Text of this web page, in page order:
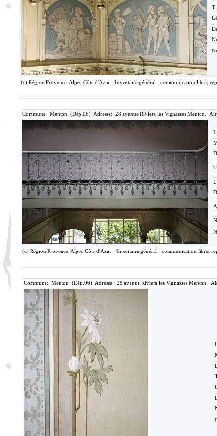
(c) Région Provence-Alpes-Côte d'Azur - Inventaire général - communication libre,
Commune: Menton (Dép.06) Adresse: 28 avenue Riviera les Vignasses Menton.
(c) Région Provence-Alpes-Côte d'Azur - Inventaire général - communication libre,
Commune: Menton (Dép.06) Adresse: 28 avenue Riviera les Vignasses Menton.